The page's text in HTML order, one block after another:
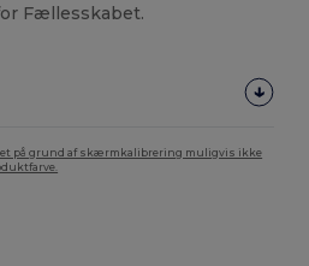
Fællesskabet.
på grund af skærmkalibrering muligvis ikke